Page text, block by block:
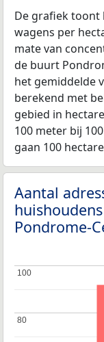
De grafiek toont
wagens per
mate van
de buurt
het gemiddelde
berekend met
gebied in
100 meter bij
gaan 100
Aantal
Pondrome-
80
80
100
100